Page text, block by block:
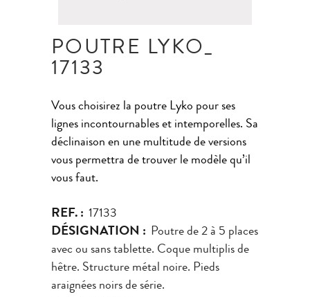
POUTRE LYKO_
17133
Vous choisirez la poutre Lyko pour ses
lignes incontournables et intemporelles. Sa
déclinaison en une multitude de versions
vous permettra de trouver le modèle qu’il
vous faut.
REF. : 17133
DÉSIGNATION : Poutre de 2 à 5 places
avec ou sans tablette. Coque multiplis de
hêtre. Structure métal noire. Pieds
araignées noirs de série.